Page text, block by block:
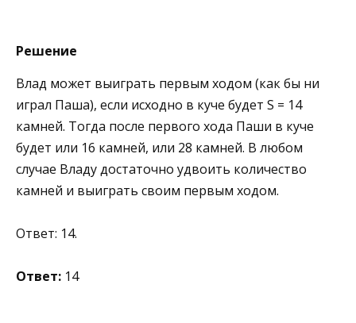
Решение
Влад может выиграть первым ходом (как бы ни
играл Паша), если исходно в куче будет S = 14
камней. Тогда после первого хода Паши в куче
будет или 16 камней, или 28 камней. В любом
случае Владу достаточно удвоить количество
камней и выиграть своим первым ходом.
Ответ: 14.
Ответ: 14